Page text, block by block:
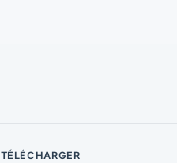
TÉLÉCHARGER